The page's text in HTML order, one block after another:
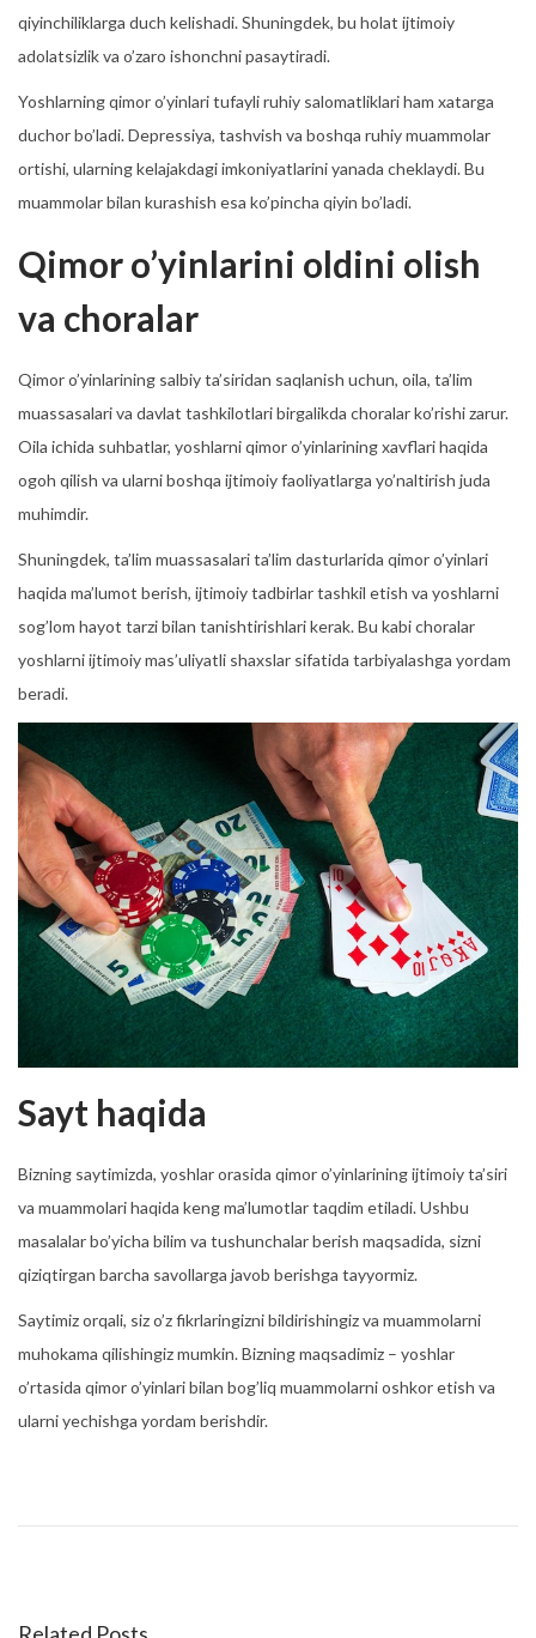
qiyinchiliklarga duch kelishadi. Shuningdek, bu holat ijtimoiy
adolatsizlik va o’zaro ishonchni pasaytiradi.
Yoshlarning qimor o’yinlari tufayli ruhiy salomatliklari ham xatarga
duchor bo’ladi. Depressiya, tashvish va boshqa ruhiy muammolar
ortishi, ularning kelajakdagi imkoniyatlarini yanada cheklaydi. Bu
muammolar bilan kurashish esa ko’pincha qiyin bo’ladi.
Qimor o’yinlarini oldini olish
va choralar
Qimor o’yinlarining salbiy ta’siridan saqlanish uchun, oila, ta’lim
muassasalari va davlat tashkilotlari birgalikda choralar ko’rishi zarur.
Oila ichida suhbatlar, yoshlarni qimor o’yinlarining xavflari haqida
ogoh qilish va ularni boshqa ijtimoiy faoliyatlarga yo’naltirish juda
muhimdir.
Shuningdek, ta’lim muassasalari ta’lim dasturlarida qimor o’yinlari
haqida ma’lumot berish, ijtimoiy tadbirlar tashkil etish va yoshlarni
sog’lom hayot tarzi bilan tanishtirishlari kerak. Bu kabi choralar
yoshlarni ijtimoiy mas’uliyatli shaxslar sifatida tarbiyalashga yordam
beradi.
Sayt haqida
Bizning saytimizda, yoshlar orasida qimor o’yinlarining ijtimoiy ta’siri
va muammolari haqida keng ma’lumotlar taqdim etiladi. Ushbu
masalalar bo’yicha bilim va tushunchalar berish maqsadida, sizni
qiziqtirgan barcha savollarga javob berishga tayyormiz.
Saytimiz orqali, siz o’z fikrlaringizni bildirishingiz va muammolarni
muhokama qilishingiz mumkin. Bizning maqsadimiz – yoshlar
o’rtasida qimor o’yinlari bilan bog’liq muammolarni oshkor etish va
ularni yechishga yordam berishdir.
t